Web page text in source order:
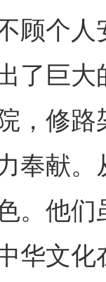
顾个
了巨
，修
奉献
。他
华文